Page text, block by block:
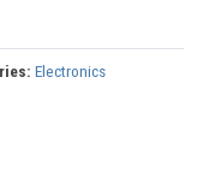
Electronics